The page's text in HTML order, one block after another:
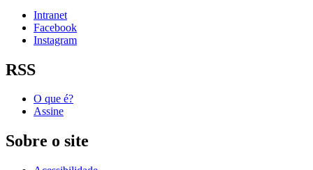
Intranet
Facebook
Instagram
RSS
O que é?
Assine
Sobre o site